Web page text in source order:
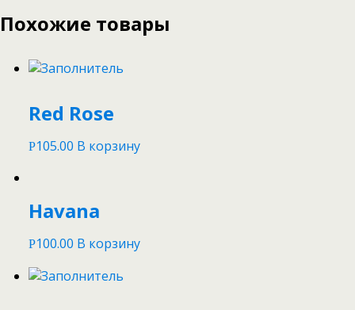
Похожие товары
Red Rose
Р105.00 В корзину
Havana
Р100.00 В корзину